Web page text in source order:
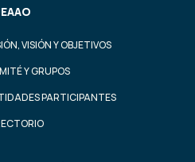
VISIÓN Y OBJETIVOS
Y GRUPOS
PARTICIPANTES